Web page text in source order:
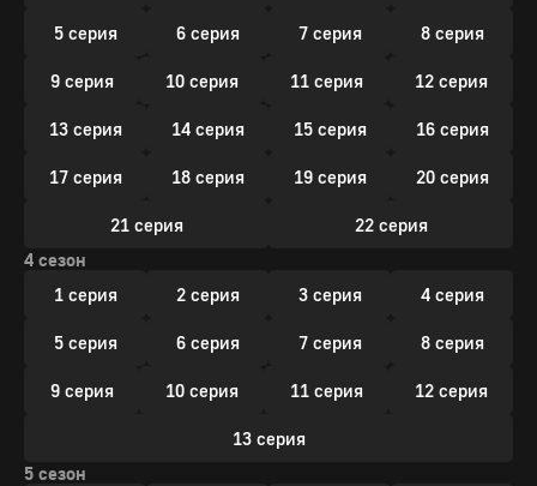
5 серия 6 серия 7 серия 8 серия
9 серия 10 серия 11 серия 12 серия
13 серия 14 серия 15 серия 16 серия
17 серия 18 серия 19 серия 20 серия
21 серия
22 серия
4 сезон
1 серия
2 серия 3 серия 4 серия
5 серия 6 серия 7 серия 8 серия
9 серия 10 серия 11 серия 12 серия
13 серия
5 сезон